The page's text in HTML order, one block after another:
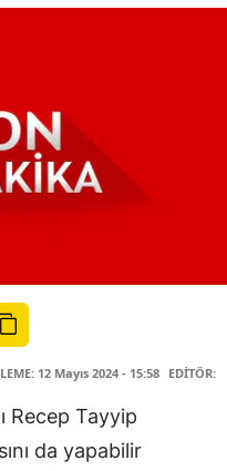
12 Mayıs 2024 - 15:58 EDİTÖR:
Recep Tayyip
da yapabilir